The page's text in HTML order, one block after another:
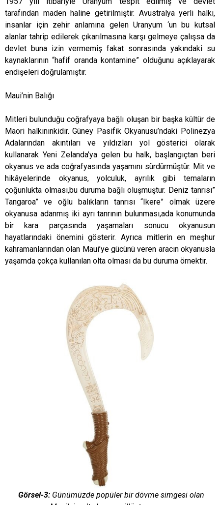
tarafından maden haline getirilmiştir. Avustralya yerli halkı,
insanlar için zehir anlamına gelen Uranyum ‘un bu kutsal
alanlar tahrip edilerek çıkarılmasına karşı gelmeye çalışsa da
devlet buna izin vermemiş fakat sonrasında yakındaki su
kaynaklarının “hafif oranda kontamine” olduğunu açıklayarak
endişeleri doğrulamıştır.
Maui’nin Balığı
Mitleri bulunduğu coğrafyaya bağlı oluşan bir başka kültür de
Maori halkınınkidir. Güney Pasifik Okyanusu’ndaki Polinezya
Adalarından akıntıları ve yıldızları yol gösterici olarak
kullanarak Yeni Zelanda’ya gelen bu halk, başlangıçtan beri
okyanus ve ada coğrafyasında yaşamını sürdürmüştür. Mit ve
hikâyelerinde okyanus, yolculuk, ayrılık gibi temaların
çoğunlukta olması,bu duruma bağlı oluşmuştur. Deniz tanrısı”
Tangaroa” ve oğlu balıkların tanrısı “Ikere” olmak üzere
okyanusa adanmış iki ayrı tanrının bulunması,ada konumunda
bir kara parçasında yaşamaları sonucu okyanusun
hayatlarındaki önemini gösterir. Ayrıca mitlerin en meşhur
kahramanlarından olan Maui’ye gücünü veren aracın okyanusla
yaşamda çokça kullanılan olta olması da bu duruma örnektir.
Görsel-3:Günümüzde popüler bir dövme simgesi olan